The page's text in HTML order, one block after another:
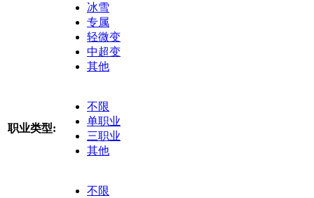
冰雪
专属
轻微变
中超变
其他
职业类型:
不限
单职业
三职业
其他
不限